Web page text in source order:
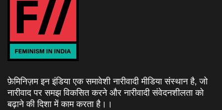
फ़ेमिनिज़म इन इंडिया एक समावेशी नारीवादी मीडिया संस्थान है, जो
नारीवाद पर समझ विकसित करने और नारीवादी संवेदनशीलता को
बढ़ाने की दिशा में काम करता है। ।